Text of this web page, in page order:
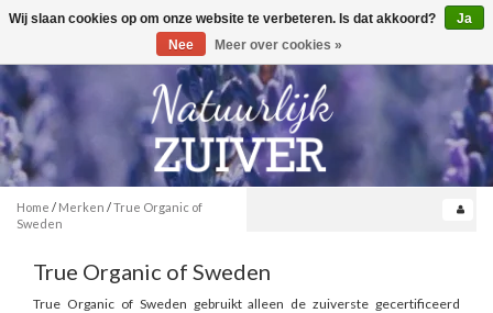
Toggle
0
Home / Merken /True Organic of
Sweden
True Organic of Sweden
True Organic of Sweden gebruikt alleen de zuiverste gecertificeerd
Wij slaan cookies op om onze website te verbeteren. Is dat akkoord?
Ja
Nee
Meer over cookies »